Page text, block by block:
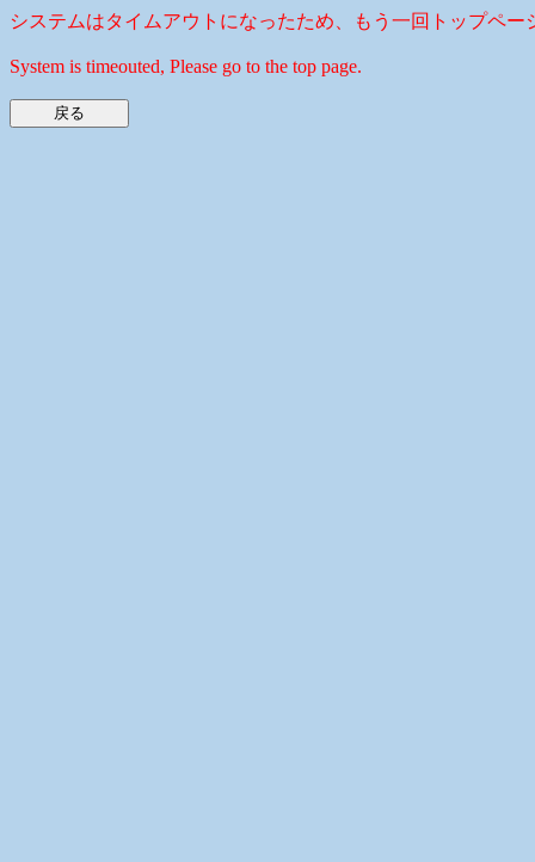
システムはタイムアウトになったため、もう一回トップペー
System is timeouted, Please go to the top page.